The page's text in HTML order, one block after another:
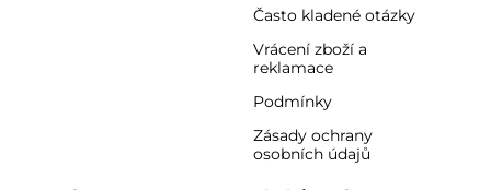
Často kladené otázky
Vrácení zboží a
reklamace
Podmínky
Zásady ochrany
osobních údajů